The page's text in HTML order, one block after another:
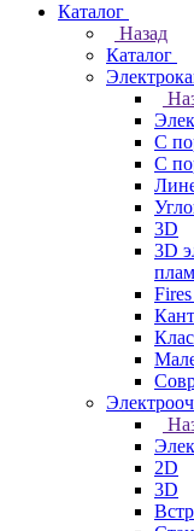
Каталог
Назад
Каталог
С
С
3D
3D
2D
3D